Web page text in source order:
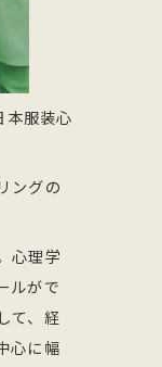
服装心
ングの
心理学
ルがで
て、経
心に幅